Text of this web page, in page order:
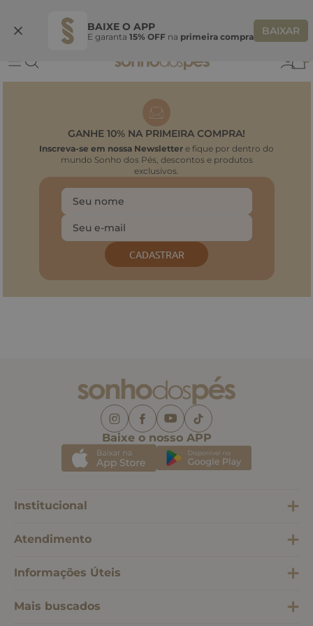
BAIXE O APP
E garanta 15% OFF na primeira compra BAIXAR
Ganhe 10% OFF na coleção utilizando o código do seu vendedor*
GANHE 10% NA PRIMEIRA COMPRA!
Inscreva-se em nossa Newsletter e fique por dentro do
mundo Sonho dos Pés, descontos e produtos
exclusivos.
CADASTRAR
Baixe o nosso APP
Institucional
Atendimento
Informações Úteis
Mais buscados